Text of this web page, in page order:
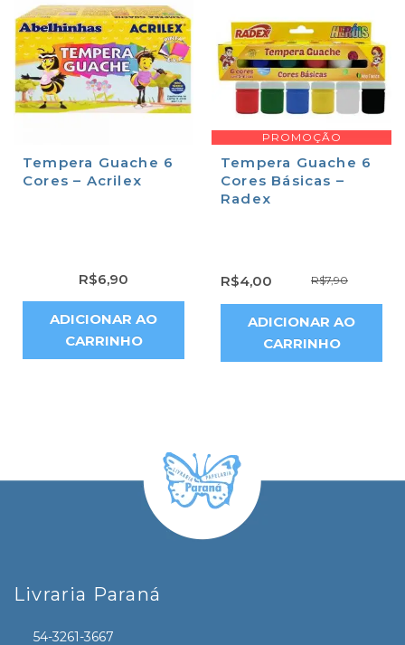
Tempera Guache 6
Cores – Acrilex
R$6,90
ADICIONAR AO
CARRINHO
PROMOÇÃO
Tempera Guache 6
Cores Básicas –
Radex
R$7,90
R$4,00
ADICIONAR AO
CARRINHO
Livraria Paraná
54-3261-3667